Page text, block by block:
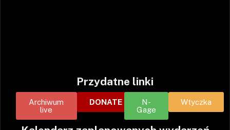
Przydatne linki
Archiwum
live
DONATE
N-
Gage
Wtyczka